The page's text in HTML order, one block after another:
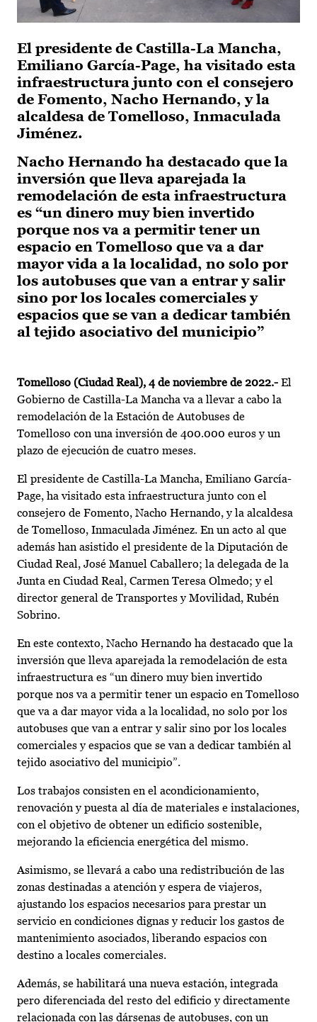
El presidente de Castilla-La Mancha,
Emiliano García-Page, ha visitado esta
infraestructura junto con el consejero
de Fomento, Nacho Hernando, y la
alcaldesa de Tomelloso, Inmaculada
Jiménez.
Nacho Hernando ha destacado que la
inversión que lleva aparejada la
remodelación de esta infraestructura
es “un dinero muy bien invertido
porque nos va a permitir tener un
espacio en Tomelloso que va a dar
mayor vida a la localidad, no solo por
los autobuses que van a entrar y salir
sino por los locales comerciales y
espacios que se van a dedicar también
al tejido asociativo del municipio”
Tomelloso (Ciudad Real), 4 de noviembre de 2022.- El
Gobierno de Castilla-La Mancha va a llevar a cabo la
remodelación de la Estación de Autobuses de
Tomelloso con una inversión de 400.000 euros y un
plazo de ejecución de cuatro meses.
El presidente de Castilla-La Mancha, Emiliano García-
Page, ha visitado esta infraestructura junto con el
consejero de Fomento, Nacho Hernando, y la alcaldesa
de Tomelloso, Inmaculada Jiménez. En un acto al que
además han asistido el presidente de la Diputación de
Ciudad Real, José Manuel Caballero; la delegada de la
Junta en Ciudad Real, Carmen Teresa Olmedo; y el
director general de Transportes y Movilidad, Rubén
Sobrino.
En este contexto, Nacho Hernando ha destacado que la
inversión que lleva aparejada la remodelación de esta
infraestructura es “un dinero muy bien invertido
porque nos va a permitir tener un espacio en Tomelloso
que va a dar mayor vida a la localidad, no solo por los
autobuses que van a entrar y salir sino por los locales
comerciales y espacios que se van a dedicar también al
tejido asociativo del municipio”.
Los trabajos consisten en el acondicionamiento,
renovación y puesta al día de materiales e instalaciones,
con el objetivo de obtener un edificio sostenible,
mejorando la eficiencia energética del mismo.
Asimismo, se llevará a cabo una redistribución de las
zonas destinadas a atención y espera de viajeros,
ajustando los espacios necesarios para prestar un
servicio en condiciones dignas y reducir los gastos de
mantenimiento asociados, liberando espacios con
destino a locales comerciales.
Además, se habilitará una nueva estación, integrada
pero diferenciada del resto del edificio y directamente
relacionada con las dársenas de autobuses, con un